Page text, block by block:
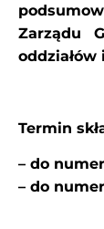
Zarządu
oddziałów
Termin
– do
– do